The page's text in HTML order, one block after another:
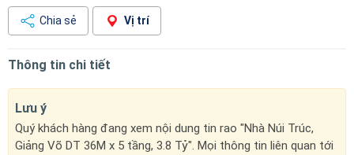
Chia sẻ Vị trí
Thông tin chi tiết
Lưu ý
Quý khách hàng đang xem nội dung tin rao "Nhà Núi Trúc,
Giảng Võ DT 36M x 5 tầng, 3.8 Tỷ". Mọi thông tin liên quan tới